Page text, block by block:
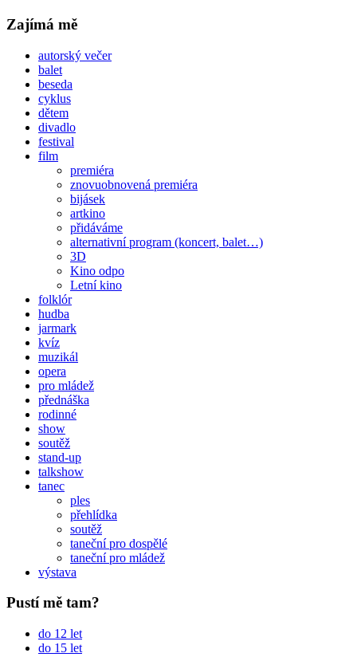
Zajímá mě
autorský večer
balet
beseda
cyklus
dětem
divadlo
festival
film
premiéra
znovuobnovená premiéra
bijásek
artkino
přidáváme
alternativní program (koncert, balet…)
3D
Kino odpo
Letní kino
folklór
hudba
jarmark
kvíz
muzikál
opera
pro mládež
přednáška
rodinné
show
soutěž
stand-up
talkshow
tanec
ples
přehlídka
soutěž
taneční pro dospělé
taneční pro mládež
výstava
Pustí mě tam?
do 12 let
do 15 let